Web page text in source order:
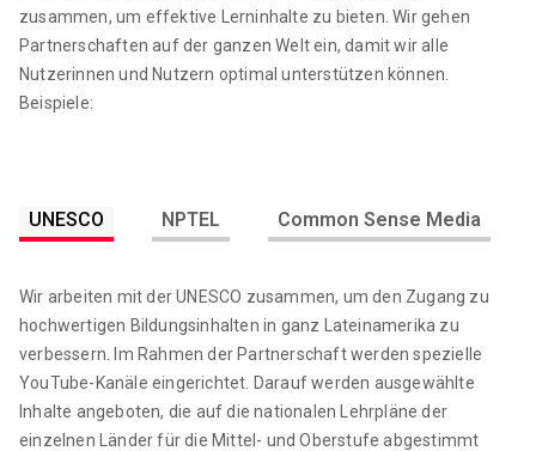
zusammen, um effektive Lerninhalte zu bieten. Wir gehen
Partnerschaften auf der ganzen Welt ein, damit wir alle
Nutzerinnen und Nutzern optimal unterstützen können.
Beispiele:
UNESCO NPTEL Common Sense Media
Wir arbeiten mit der UNESCO zusammen, um den Zugang zu
hochwertigen Bildungsinhalten in ganz Lateinamerika zu
verbessern. Im Rahmen der Partnerschaft werden spezielle
YouTube-Kanäle eingerichtet. Darauf werden ausgewählte
Inhalte angeboten, die auf die nationalen Lehrpläne der
einzelnen Länder für die Mittel- und Oberstufe abgestimmt